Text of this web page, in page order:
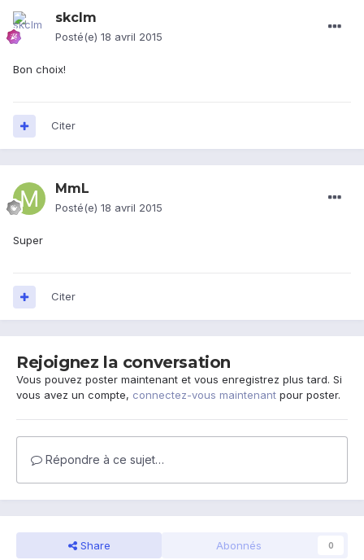
skclm
Posté(e) 18 avril 2015
Bon choix!
Citer
MmL
Posté(e) 18 avril 2015
Super
Citer
Rejoignez la conversation
Vous pouvez poster maintenant et vous enregistrez plus tard. Si
vous avez un compte, connectez-vous maintenant pour poster.
Répondre à ce sujet…
Share Abonnés 0